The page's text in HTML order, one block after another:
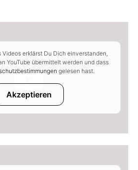
Videos erklärst Du Dich einverstanden,
YouTube übermittelt werden und dass
gelesen hast.
Akzeptieren